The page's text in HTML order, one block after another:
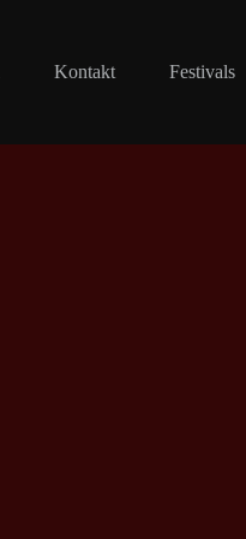
Kontakt Festivals